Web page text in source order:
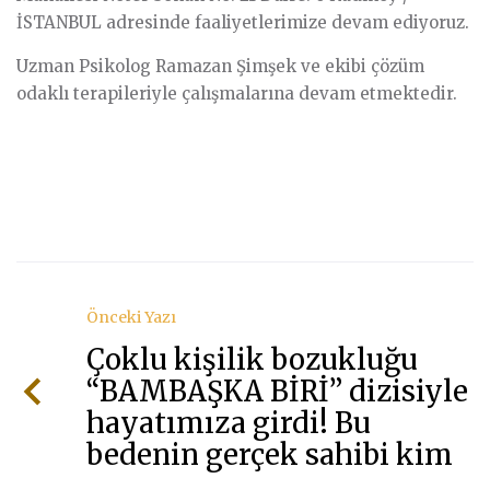
İSTANBUL adresinde faaliyetlerimize devam ediyoruz.
Uzman Psikolog Ramazan Şimşek ve ekibi çözüm
odaklı terapileriyle çalışmalarına devam etmektedir.
Önceki Yazı
Çoklu kişilik bozukluğu
“BAMBAŞKA BİRİ” dizisiyle
hayatımıza girdi! Bu
bedenin gerçek sahibi kim